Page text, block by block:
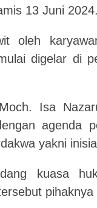
13 Juni 2024.
oleh
digelar di
Isa
agenda
yakni
kuasa